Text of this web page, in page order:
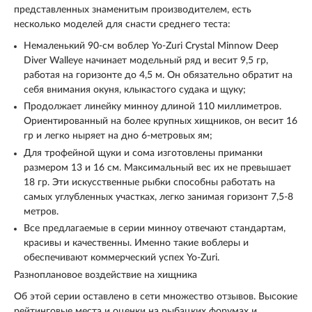
представленных знаменитым производителем, есть
несколько моделей для снасти среднего теста:
Немаленький 90-см воблер Yo-Zuri Crystal Minnow Deep
Diver Walleye начинает модельный ряд и весит 9,5 гр,
работая на горизонте до 4,5 м. Он обязательно обратит на
себя внимания окуня, клыкастого судака и щуку;
Продолжает линейку минноу длиной 110 миллиметров.
Ориентированный на более крупных хищников, он весит 16
гр и легко ныряет на дно 6-метровых ям;
Для трофейной щуки и сома изготовлены приманки
размером 13 и 16 см. Максимальный вес их не превышает
18 гр. Эти искусственные рыбки способны работать на
самых углубленных участках, легко занимая горизонт 7,5-8
метров.
Все предлагаемые в серии минноу отвечают стандартам,
красивы и качественны. Именно такие воблеры и
обеспечивают коммерческий успех Yo-Zuri.
Разноплановое воздействие на хищника
Об этой серии оставлено в сети множество отзывов. Высокие